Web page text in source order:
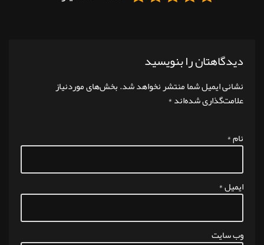
دیدگاهتان را بنویسید
نشانی ایمیل شما منتشر نخواهد شد.بخش‌های موردنیاز
علامت‌گذاری شده‌اند*
نام*
ایمیل*
وب‌ سایت